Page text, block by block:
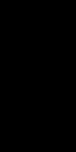
zonder in te